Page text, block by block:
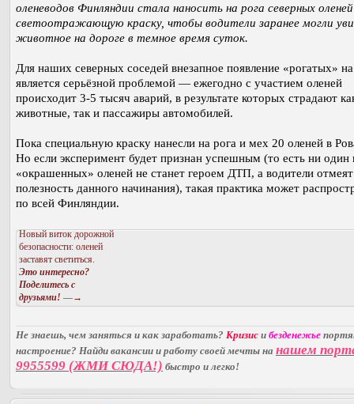
оленеводов Финляндии стала наносить на рога северных оленей
светоотражающую краску, чтобы водители заранее могли
животное на дороге в темное время суток.
Для наших северных соседей внезапное появление «рогатых»
является серьёзной проблемой ― ежегодно с участием оленей
происходит 3-5 тысяч аварий, в результате которых страдают
животные, так и пассажиры автомобилей.
Пока специальную краску нанесли на рога и мех 20 оленей в
Но если эксперимент будет признан успешным (то есть ни один
«окрашенных» оленей не станет героем ДТП, а водители отмеят
полезность данного начинания), такая практика может
по всей Финляндии.
Новый виток дорожной
безопасности: оленей
заставят светиться.
Это интересно?
Поделитесь с
друзьями! —→
Не знаешь, чем заняться и как заработать? Кризис и безденежье
настроение? Найди вакансии и работу своей мечты на нашем
9955599 (ЖМИ СЮДА!) быстро и легко!